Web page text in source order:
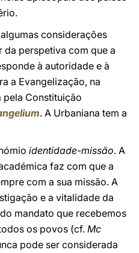
considerações
da perspetiva com que a
à autoridade e à
a Evangelização, na
Constituição
. A Urbaniana tem a
identidade-missão. A
faz com que a
com a sua missão. A
e a vitalidade da
mandato que recebemos
os povos (cf. Mc
pode ser considerada